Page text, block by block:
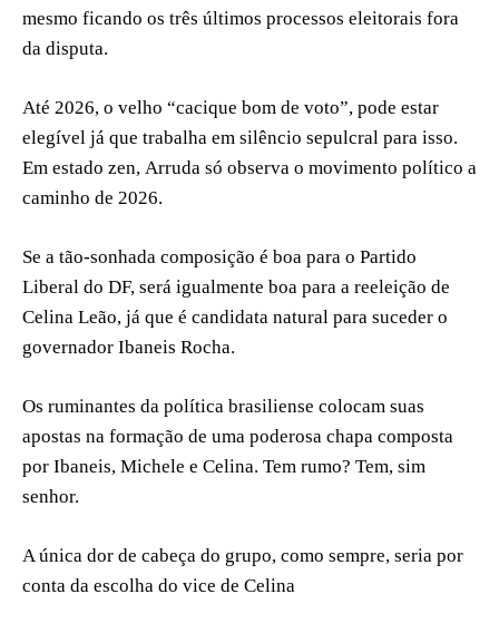
mesmo ficando os três últimos processos eleitorais fora
da disputa.
Até 2026, o velho “cacique bom de voto”, pode estar
elegível já que trabalha em silêncio sepulcral para isso.
Em estado zen, Arruda só observa o movimento político a
caminho de 2026.
Se a tão-sonhada composição é boa para o Partido
Liberal do DF, será igualmente boa para a reeleição de
Celina Leão, já que é candidata natural para suceder o
governador Ibaneis Rocha.
Os ruminantes da política brasiliense colocam suas
apostas na formação de uma poderosa chapa composta
por Ibaneis, Michele e Celina. Tem rumo? Tem, sim
senhor.
A única dor de cabeça do grupo, como sempre, seria por
conta da escolha do vice de Celina